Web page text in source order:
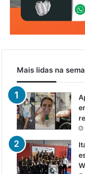
Mais lidas na